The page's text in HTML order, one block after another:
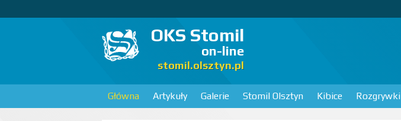
OKS Stomil
on-line
stomil.olsztyn.pl
Główna Artykuły Galerie Stomil Olsztyn Kibice Rozgrywki